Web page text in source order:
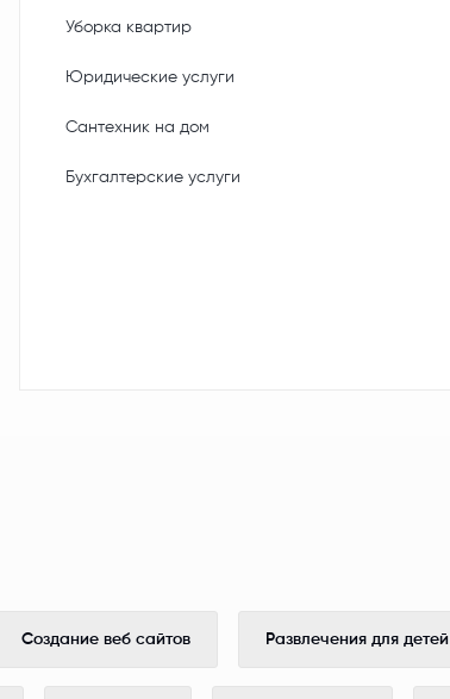
Уборка квартир
Юридические услуги
Сантехник на дом
Бухгалтерские услуги
Создание веб сайтов Развлечения для детей